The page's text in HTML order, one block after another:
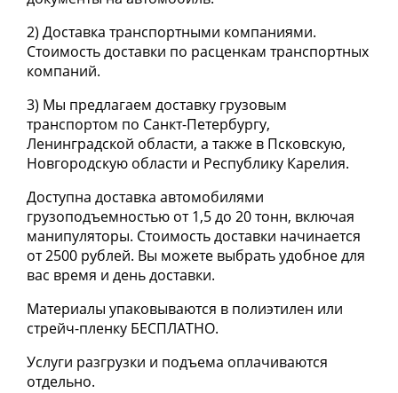
2) Доставка транспортными компаниями.
Стоимость доставки по расценкам транспортных
компаний.
3) Мы предлагаем доставку грузовым
транспортом по Санкт-Петербургу,
Ленинградской области, а также в Псковскую,
Новгородскую области и Республику Карелия.
Доступна доставка автомобилями
грузоподъемностью от 1,5 до 20 тонн, включая
манипуляторы. Стоимость доставки начинается
от 2500 рублей. Вы можете выбрать удобное для
вас время и день доставки.
Материалы упаковываются в полиэтилен или
стрейч-пленку БЕСПЛАТНО.
Услуги разгрузки и подъема оплачиваются
отдельно.